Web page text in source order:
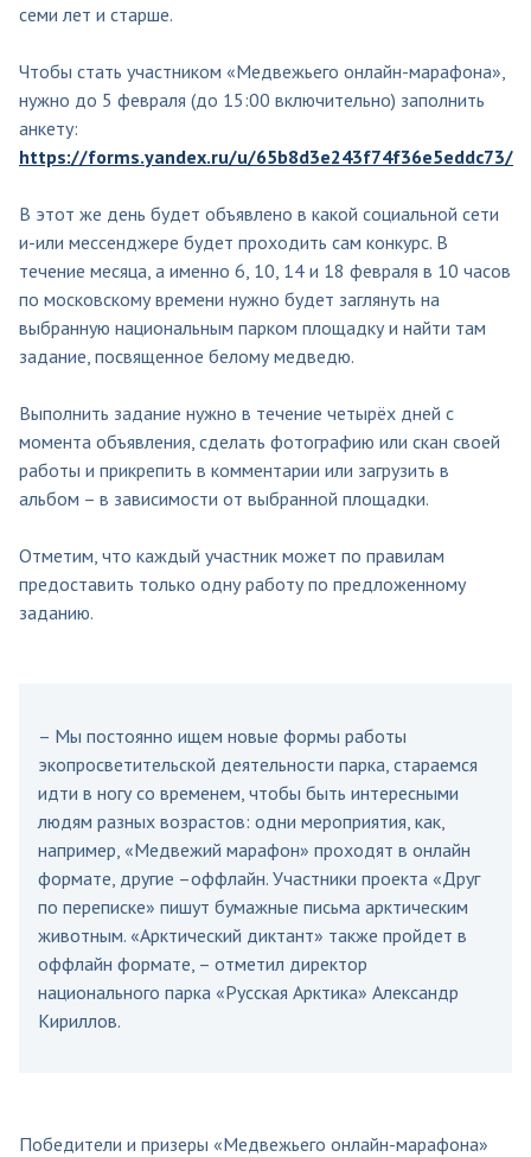
семи лет и старше.
Чтобы стать участником «Медвежьего онлайн-марафона»,
нужно до 5 февраля (до 15:00 включительно) заполнить
анкету:
https://forms.yandex.ru/u/65b8d3e243f74f36e5eddc73/
В этот же день будет объявлено в какой социальной сети
и-или мессенджере будет проходить сам конкурс. В
течение месяца, а именно 6, 10, 14 и 18 февраля в 10 часов
по московскому времени нужно будет заглянуть на
выбранную национальным парком площадку и найти там
задание, посвященное белому медведю.
Выполнить задание нужно в течение четырёх дней с
момента объявления, сделать фотографию или скан своей
работы и прикрепить в комментарии или загрузить в
альбом – в зависимости от выбранной площадки.
Отметим, что каждый участник может по правилам
предоставить только одну работу по предложенному
заданию.
– Мы постоянно ищем новые формы работы
экопросветительской деятельности парка, стараемся
идти в ногу со временем, чтобы быть интересными
людям разных возрастов: одни мероприятия, как,
например, «Медвежий марафон» проходят в онлайн
формате, другие –оффлайн. Участники проекта «Друг
по переписке» пишут бумажные письма арктическим
животным. «Арктический диктант» также пройдет в
оффлайн формате, – отметил директор
национального парка «Русская Арктика» Александр
Кириллов.
Победители и призеры «Медвежьего онлайн-марафона»